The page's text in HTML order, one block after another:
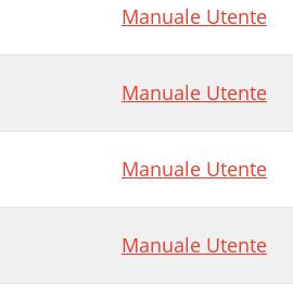
Manuale Utente
Manuale Utente
Manuale Utente
Manuale Utente